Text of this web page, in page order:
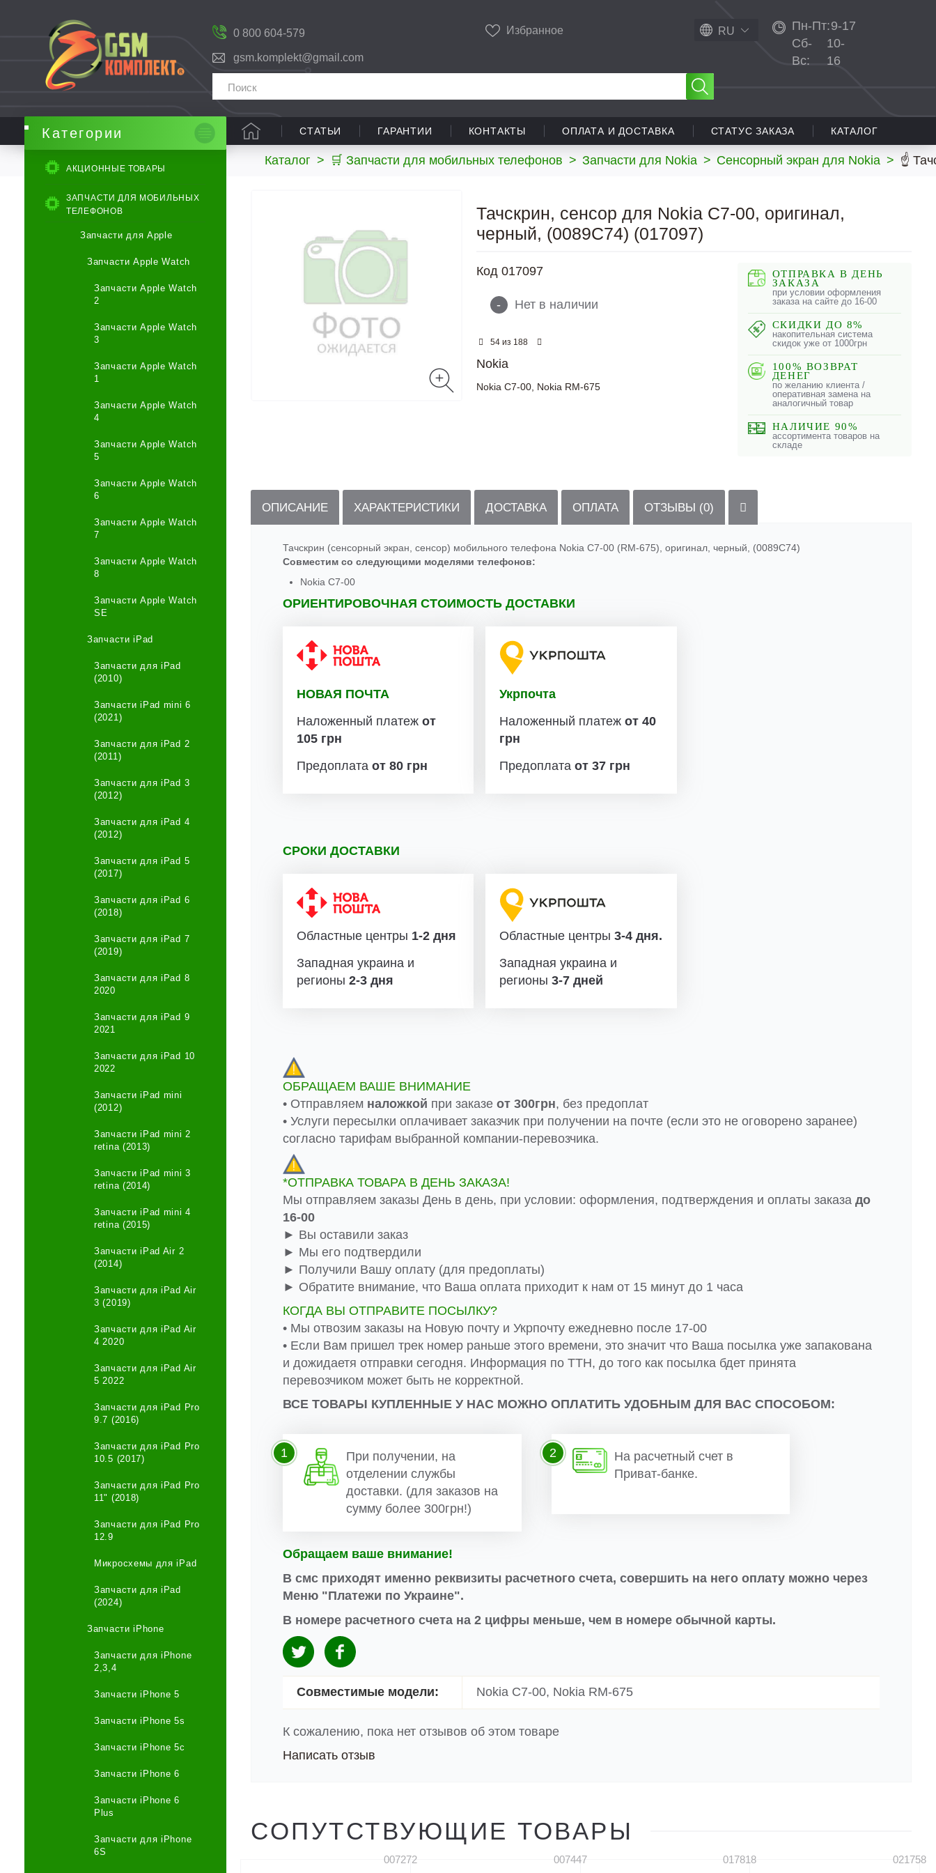
0 800 604-579
gsm.komplekt@gmail.com
Избранное RU Пн-Пт:9-17
Сб-
Вс:
10-
16
СТАТЬИ ГАРАНТИИ КОНТАКТЫ ОПЛАТА И ДОСТАВКА СТАТУС ЗАКАЗА КАТАЛОГ
Каталог > 🛒 Запчасти для мобильных телефонов > Запчасти для Nokia > Сенсорный экран для Nokia > ☝
Категории
АКЦИОННЫЕ ТОВАРЫ
ЗАПЧАСТИ ДЛЯ МОБИЛЬНЫХ
ТЕЛЕФОНОВ
Запчасти для Apple
Запчасти Apple Watch
Запчасти Apple Watch
2
Запчасти Apple Watch
3
Запчасти Apple Watch
1
Запчасти Apple Watch
4
Запчасти Apple Watch
5
Запчасти Apple Watch
6
Запчасти Apple Watch
7
Запчасти Apple Watch
8
Запчасти Apple Watch
SE
Запчасти iPad
Запчасти для iPad
(2010)
Запчасти iPad mini 6
(2021)
Запчасти для iPad 2
(2011)
Запчасти для iPad 3
(2012)
Запчасти для iPad 4
(2012)
Запчасти для iPad 5
(2017)
Запчасти для iPad 6
(2018)
Запчасти для iPad 7
(2019)
Запчасти для iPad 8
2020
Запчасти для iPad 9
2021
Запчасти для iPad 10
2022
Запчасти iPad mini
(2012)
Запчасти iPad mini 2
retina (2013)
Запчасти iPad mini 3
retina (2014)
Запчасти iPad mini 4
retina (2015)
Запчасти iPad Air 2
(2014)
Запчасти для iPad Air
3 (2019)
Запчасти для iPad Air
4 2020
Запчасти для iPad Air
5 2022
Запчасти для iPad Pro
9.7 (2016)
Запчасти для iPad Pro
10.5 (2017)
Запчасти для iPad Pro
11" (2018)
Запчасти для iPad Pro
12.9
Микросхемы для iPad
Запчасти для iPad
(2024)
Запчасти iPhone
Запчасти для iPhone
2,3,4
Запчасти iPhone 5
Запчасти iPhone 5s
Запчасти iPhone 5c
Запчасти iPhone 6
Запчасти iPhone 6
Plus
Запчасти для iPhone
6S
Тачскрин, сенсор для Nokia C7-00, оригинал,
черный, (0089C74) (017097)
Код 017097
- Нет в наличии
54из 188
Nokia
Nokia C7-00, Nokia RM-675
ОТПРАВКА В ДЕНЬ
ЗАКАЗА
при условии оформления
заказа на сайте до 16-00
СКИДКИ ДО 8%
накопительная система
скидок уже от 1000грн
100% ВОЗВРАТ
ДЕНЕГ
по желанию клиента /
оперативная замена на
аналогичный товар
НАЛИЧИЕ 90%
ассортимента товаров на
складе
ОПИСАНИЕ ХАРАКТЕРИСТИКИ ДОСТАВКА ОПЛАТА ОТЗЫВЫ (0)
Тачскрин (сенсорный экран, сенсор) мобильного телефона Nokia C7-00 (RM-675), оригинал, черный, (0089C74)
Совместим со следующими моделями телефонов:
Nokia C7-00
ОРИЕНТИРОВОЧНАЯ СТОИМОСТЬ ДОСТАВКИ
НОВАЯ ПОЧТА
Наложенный платеж от
105 грн
Предоплата от 80 грн
Укрпочта
Наложенный платежот 40
грн
Предоплатаот 37 грн
СРОКИ ДОСТАВКИ
Областные центры 1-2 дня
Западная украина и
регионы 2-3 дня
Областные центры 3-4 дня.
Западная украина и
регионы 3-7 дней
ОБРАЩАЕМ ВАШЕ ВНИМАНИЕ
• Отправляем наложкой при заказе от 300грн, без предоплат
• Услуги пересылки оплачивает заказчик при получении на почте (если это не оговорено заранее)
согласно тарифам выбранной компании-перевозчика.
*ОТПРАВКА ТОВАРА В ДЕНЬ ЗАКАЗА!
Мы отправляем заказы День в день, при условии: оформления, подтверждения и оплаты заказа до
16-00
► Вы оставили заказ
► Мы его подтвердили
► Получили Вашу оплату (для предоплаты)
► Обратите внимание, что Ваша оплата приходит к нам от 15 минут до 1 часа
КОГДА ВЫ ОТПРАВИТЕ ПОСЫЛКУ?
• Мы отвозим заказы на Новую почту и Укрпочту ежедневно после 17-00
• Если Вам пришел трек номер раньше этого времени, это значит что Ваша посылка уже запакована
и дожидаетя отправки сегодня. Информация по ТТН, до того как посылка бдет принята
перевозчиком может быть не корректной.
ВСЕ ТОВАРЫ КУПЛЕННЫЕ У НАС МОЖНО ОПЛАТИТЬ УДОБНЫМ ДЛЯ ВАС СПОСОБОМ:
При получении, на
отделении службы
доставки. (для заказов на
сумму более 300грн!)
1
На расчетный счет в
Приват-банке.
2
Обращаем ваше внимание!
В смс приходят именно реквизиты расчетного счета, совершить на него оплату можно через
Меню "Платежи по Украине".
В номере расчетного счета на 2 цифры меньше, чем в номере обычной карты.
Совместимые модели: Nokia C7-00, Nokia RM-675
К сожалению, пока нет отзывов об этом товаре
Написать отзыв
СОПУТСТВУЮЩИЕ ТОВАРЫ
007272 007447 017818 021758